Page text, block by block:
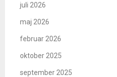
juli 2026
maj 2026
februar 2026
oktober 2025
september 2025